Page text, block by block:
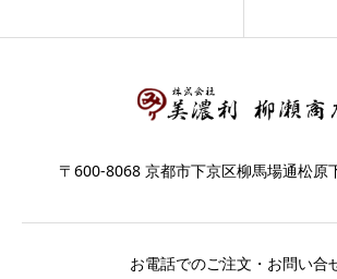
〒600-8068 京都市下京区柳馬場通松原
お電話でのご注文・お問い合